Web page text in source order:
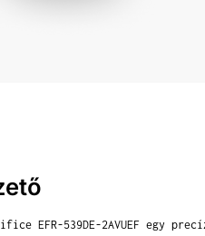
EFR-539DE-2AVUEF egy